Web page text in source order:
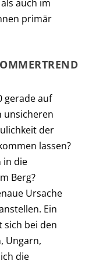
auch im
primär
gerade auf
unsicheren
der
lassen?
in die
Berg?
Ursache
Ein
sich bei den
Ungarn,
die